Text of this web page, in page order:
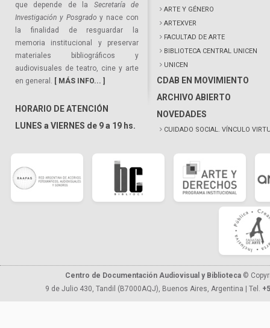
que depende de la Secretaría de
Investigación y Posgrado y nace con
la finalidad de resguardar la
memoria institucional y preservar
materiales bibliográficos y
audiovisuales de teatro, cine y arte
en general. [ MÁS INFO... ]
HORARIO DE ATENCIÓN
LUNES a VIERNES de 9 a 19 hs.
ARTE Y GÉNERO
ARTEXVER
FACULTAD DE ARTE
BIBLIOTECA CENTRAL UNICEN
UNICEN
CDAB EN MOVIMIENTO
ARCHIVO ABIERTO
NOVEDADES
CUIDADO SOCIAL. VÍNCULO
Centro de Documentación Audiovisual y Biblioteca ©
9 de Julio 430, Tandil (B7000AQJ), Buenos Aires, Argentina | Tel.